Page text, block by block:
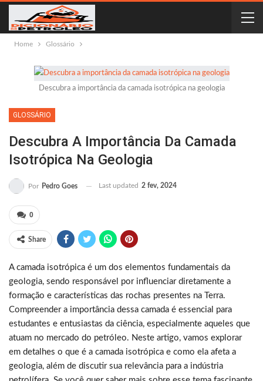
Home Glossário
Descubra a importância da camada isotrópica na geologia
GLOSSÁRIO
Descubra A Importância Da Camada
Isotrópica Na Geologia
Por Pedro Goes Last updated 2 fev, 2024
0
Share
A camada isotrópica é um dos elementos fundamentais da
geologia, sendo responsável por influenciar diretamente a
formação e características das rochas presentes na Terra.
Compreender a importância dessa camada é essencial para
estudantes e entusiastas da ciência, especialmente aqueles que
atuam no mercado do petróleo. Neste artigo, vamos explorar
em detalhes o que é a camada isotrópica e como ela afeta a
geologia, além de discutir sua relevância para a indústria